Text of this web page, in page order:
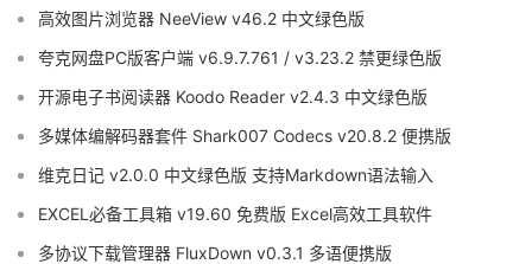
高效图片浏览器 NeeView v46.2 中文绿色版
夸克网盘PC版客户端 v6.9.7.761 / v3.23.2 禁更绿色版
开源电子书阅读器 Koodo Reader v2.4.3 中文绿色版
多媒体编解码器套件 Shark007 Codecs v20.8.2 便携版
维克日记 v2.0.0 中文绿色版 支持Markdown语法输入
EXCEL必备工具箱 v19.60 免费版 Excel高效工具软件
多协议下载管理器 FluxDown v0.3.1 多语便携版